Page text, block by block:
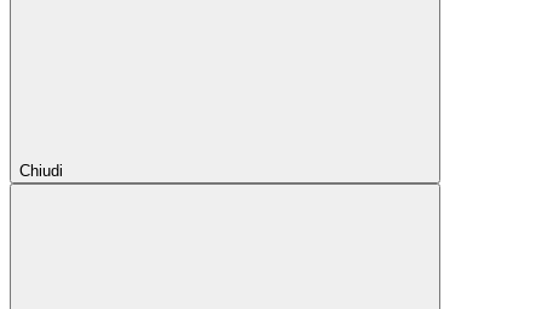
Chiudi